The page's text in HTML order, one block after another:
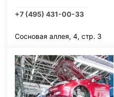
+7 (495) 431-00-33
Сосновая аллея, 4, стр. 3